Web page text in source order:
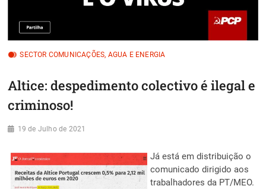
SECTOR COMUNICAÇÕES, AGUA E ENERGIA
Altice: despedimento colectivo é ilegal e
criminoso!
19 de Julho de 2021
Já está em distribuição o
comunicado dirigido aos
trabalhadores da PT/MEO.